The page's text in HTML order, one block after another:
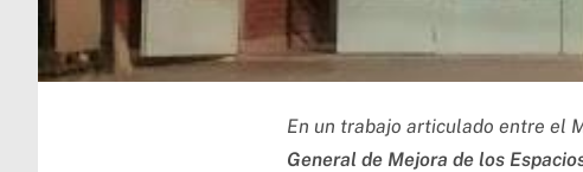
En un trabajo articulado entre el
General de Mejora de los